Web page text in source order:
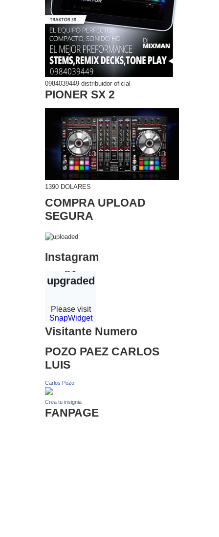
0984039449 distribuidor oficial
PIONER SX 2
1390 DOLARES
COMPRA UPLOAD
SEGURA
Instagram
Visitante Numero
POZO PAEZ CARLOS
LUIS
Carlos Pozo
Crea tu insignia
FANPAGE